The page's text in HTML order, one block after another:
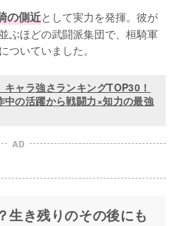
の側近として実力を発揮。彼が
ぶほどの武闘派集団で、桓騎軍
ついていました。
キャラ強さランキングTOP30！
中の活躍から戦闘力×知力の最強
AD
生き残りのその後にも